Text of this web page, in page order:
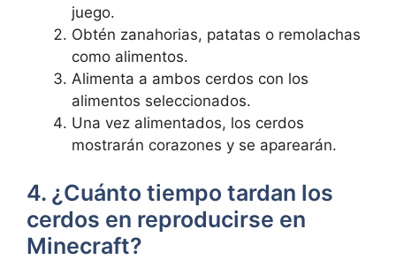
juego.
Obtén zanahorias, patatas o remolachas⁢
como alimentos.
Alimenta a ambos cerdos​ con los
alimentos seleccionados.
Una⁢ vez alimentados, los⁣ cerdos‌
mostrarán ⁢corazones y se aparearán.
4. ¿Cuánto tiempo tardan ⁢los
cerdos en reproducirse en
Minecraft?